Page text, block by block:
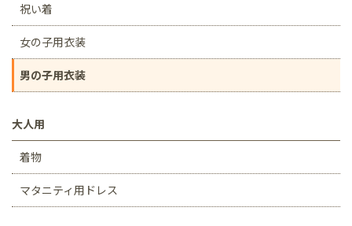
祝い着
女の子用衣装
男の子用衣装
大人用
着物
マタニティ用ドレス